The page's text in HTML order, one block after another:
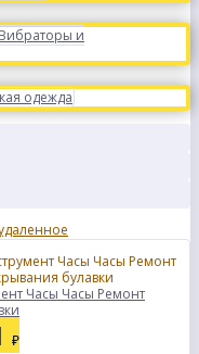
Вибраторы и
одежда
Часы Часы Ремонт
₽